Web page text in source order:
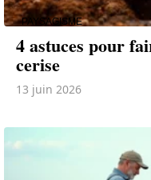
PAYSAGISME
4 astuces pour
cerise
13 juin 2026